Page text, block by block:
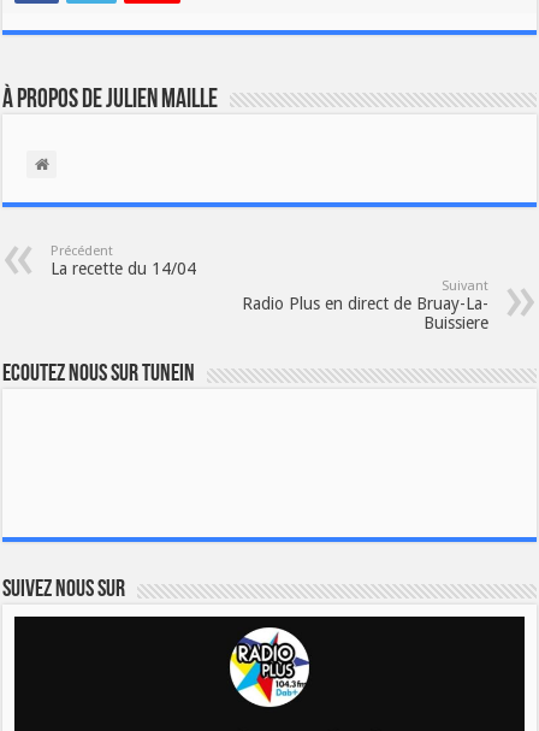
À propos de Julien Maille
Précédent
La recette du 14/04
Suivant
Radio Plus en direct de Bruay-La-
Buissiere
Ecoutez nous sur TuneIn
Suivez nous sur